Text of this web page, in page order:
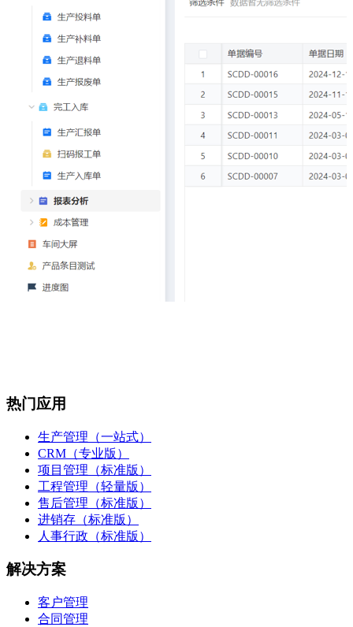
热门应用
生产管理（一站式）
CRM（专业版）
项目管理（标准版）
工程管理（轻量版）
售后管理（标准版）
进销存（标准版）
人事行政（标准版）
解决方案
客户管理
合同管理